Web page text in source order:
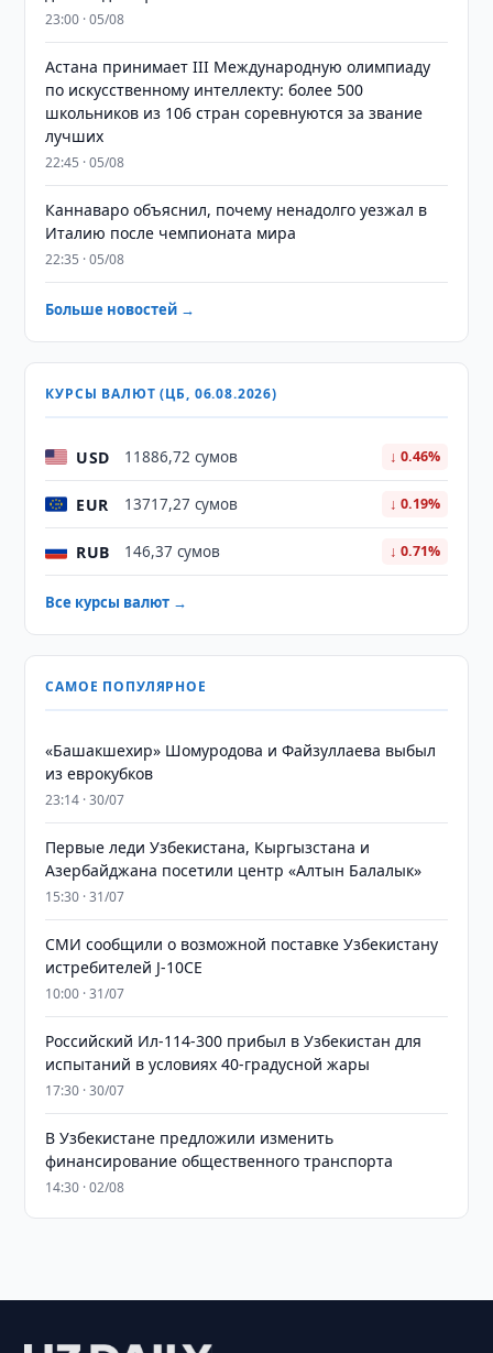
23:00 · 05/08
Астана принимает III Международную олимпиаду
по искусственному интеллекту: более 500
школьников из 106 стран соревнуются за звание
лучших
22:45 · 05/08
Каннаваро объяснил, почему ненадолго уезжал в
Италию после чемпионата мира
22:35 · 05/08
Больше новостей →
КУРСЫ ВАЛЮТ (ЦБ, 06.08.2026)
USD 11886,72 сумов ↓ 0.46%
EUR 13717,27 сумов ↓ 0.19%
RUB 146,37 сумов ↓ 0.71%
Все курсы валют →
САМОЕ ПОПУЛЯРНОЕ
«Башакшехир» Шомуродова и Файзуллаева выбыл
из еврокубков
23:14 · 30/07
Первые леди Узбекистана, Кыргызстана и
Азербайджана посетили центр «Алтын Балалык»
15:30 · 31/07
СМИ сообщили о возможной поставке Узбекистану
истребителей J-10CE
10:00 · 31/07
Российский Ил-114-300 прибыл в Узбекистан для
испытаний в условиях 40-градусной жары
17:30 · 30/07
В Узбекистане предложили изменить
финансирование общественного транспорта
14:30 · 02/08